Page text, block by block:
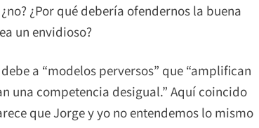
¿Por qué debería ofendernos la buena
un envidioso?
a “modelos perversos” que “amplifican
una competencia desigual.” Aquí coincido
que Jorge y yo no entendemos lo mismo